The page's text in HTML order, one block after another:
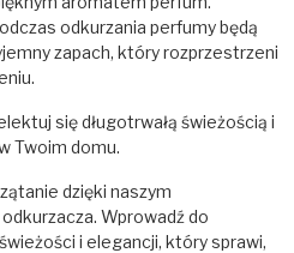
odkurzania perfumy będą
zapach, który rozprzestrzeni
się długotrwałą świeżością i
Twoim domu.
dzięki naszym
Wprowadź do
i elegancji, który sprawi,